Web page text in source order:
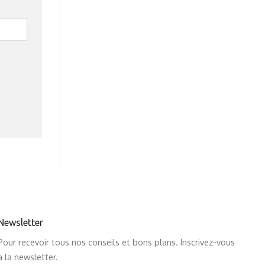
recevoir tous nos conseils et bons plans. Inscrivez-vous
la newsletter.